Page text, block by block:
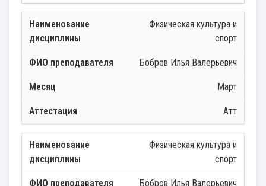
Физическая культура и
спорт
Бобров Илья Валерьевич
Март
Атт
Физическая культура и
спорт
Бобров Илья Валерьевич